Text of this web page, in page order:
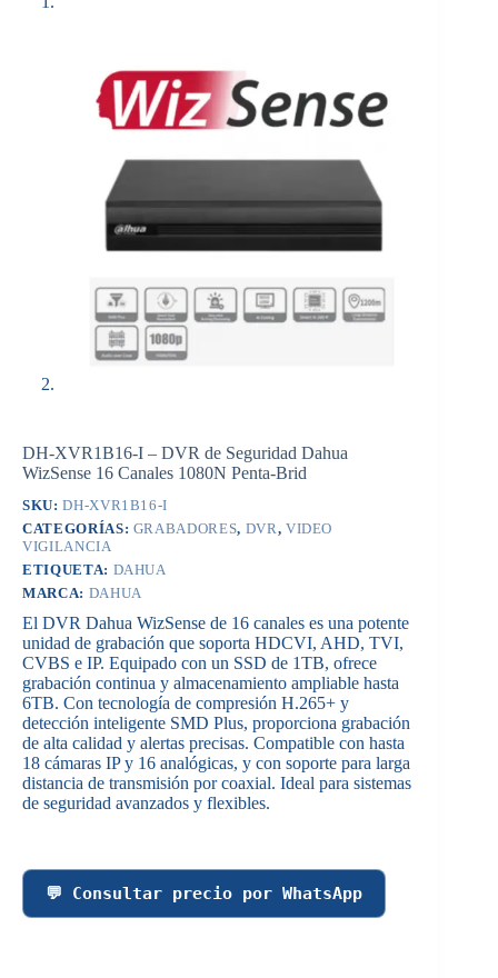
DH-XVR1B16-I – DVR de Seguridad Dahua
WizSense 16 Canales 1080N Penta-Brid
SKU:DH-XVR1B16-I
CATEGORÍAS: GRABADORES, DVR, VIDEO
VIGILANCIA
ETIQUETA: DAHUA
MARCA: DAHUA
El DVR Dahua WizSense de 16 canales es una potente
unidad de grabación que soporta HDCVI, AHD, TVI,
CVBS e IP. Equipado con un SSD de 1TB, ofrece
grabación continua y almacenamiento ampliable hasta
6TB. Con tecnología de compresión H.265+ y
detección inteligente SMD Plus, proporciona grabación
de alta calidad y alertas precisas. Compatible con hasta
18 cámaras IP y 16 analógicas, y con soporte para larga
distancia de transmisión por coaxial. Ideal para sistemas
de seguridad avanzados y flexibles.
💬 Consultar precio por WhatsApp